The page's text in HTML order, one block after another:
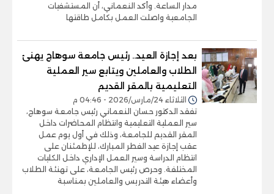
مدار الساعة. وأكد النعماني، أن المستشفيات
الجامعية واصلت العمل بكامل طاقتها
بعد إجازة العيد.. رئيس جامعة سوهاج يهنئ
الطلاب والعاملين ويتابع سير العملية
التعليمية بالمقر القديم
الثلاثاء 24/مارس/2026 - 04:46 م
تفقد الدكتور حسان النعماني رئيس جامعة سوهاج،
سير العملية التعليمية وانتظام المحاضرات داخل
المقر القديم للجامعة، وذلك في أول يوم عمل
عقب إجازة عيد الفطر المبارك، للإطمئنان على
انتظام الدراسة وسير العمل الإداري داخل الكليات
المختلفة. وحرص رئيس الجامعة، على تهنئة الطلاب
وأعضاء هيئة التدريس والعاملين بمناسبة